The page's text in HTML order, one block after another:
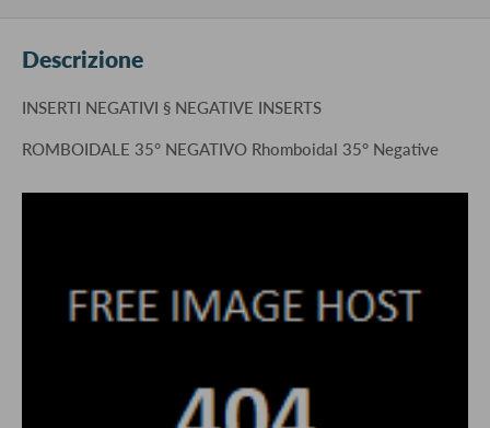
Descrizione
INSERTI NEGATIVI § NEGATIVE INSERTS
ROMBOIDALE 35° NEGATIVO Rhomboidal 35° Negative